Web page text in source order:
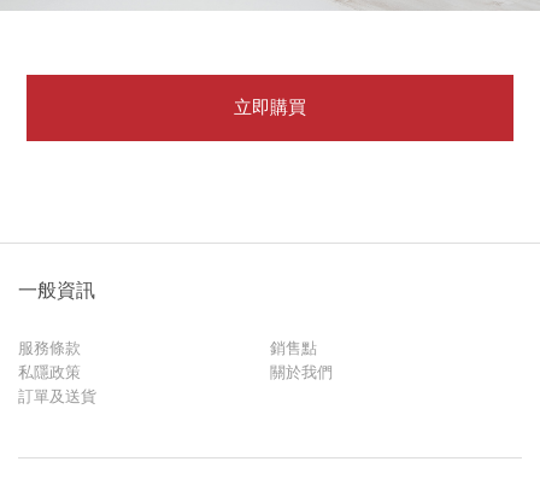
立即購買
一般資訊
服務條款
私隱政策
訂單及送貨
銷售點
關於我們